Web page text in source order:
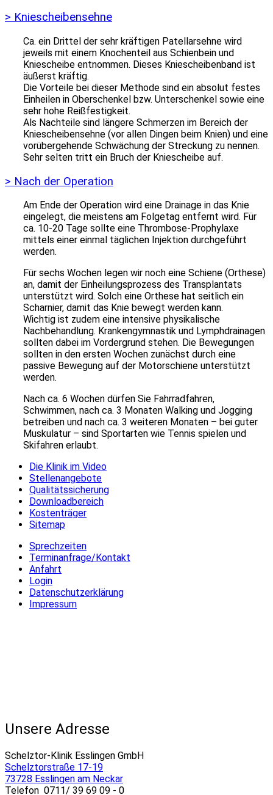
> Kniescheibensehne
Ca. ein Drittel der sehr kräftigen Patellarsehne wird
jeweils mit einem Knochenteil aus Schienbein und
Kniescheibe entnommen. Dieses Kniescheibenband ist
äußerst kräftig.
Die Vorteile bei dieser Methode sind ein absolut festes
Einheilen in Oberschenkel bzw. Unterschenkel sowie eine
sehr hohe Reißfestigkeit.
Als Nachteile sind längere Schmerzen im Bereich der
Kniescheibensehne (vor allen Dingen beim Knien) und eine
vorübergehende Schwächung der Streckung zu nennen.
Sehr selten tritt ein Bruch der Kniescheibe auf.
> Nach der Operation
Am Ende der Operation wird eine Drainage in das Knie
eingelegt, die meistens am Folgetag entfernt wird. Für
ca. 10-20 Tage sollte eine Thrombose-Prophylaxe
mittels einer einmal täglichen Injektion durchgeführt
werden.
Für sechs Wochen legen wir noch eine Schiene (Orthese)
an, damit der Einheilungsprozess des Transplantats
unterstützt wird. Solch eine Orthese hat seitlich ein
Scharnier, damit das Knie bewegt werden kann.
Wichtig ist zudem eine intensive physikalische
Nachbehandlung. Krankengymnastik und Lymphdrainagen
sollten dabei im Vordergrund stehen. Die Bewegungen
sollten in den ersten Wochen zunächst durch eine
passive Bewegung auf der Motorschiene unterstützt
werden.
Nach ca. 6 Wochen dürfen Sie Fahrradfahren,
Schwimmen, nach ca. 3 Monaten Walking und Jogging
betreiben und nach ca. 3 weiteren Monaten – bei guter
Muskulatur – sind Sportarten wie Tennis spielen und
Skifahren erlaubt.
Die Klinik im Video
Stellenangebote
Qualitätssicherung
Downloadbereich
Kostenträger
Sitemap
Sprechzeiten
Terminanfrage/Kontakt
Anfahrt
Login
Datenschutzerklärung
Impressum
Unsere Adresse
Schelztor-Klinik Esslingen GmbH
Schelztorstraße 17-19
73728 Esslingen am Neckar
Telefon 0711/ 39 69 09 - 0